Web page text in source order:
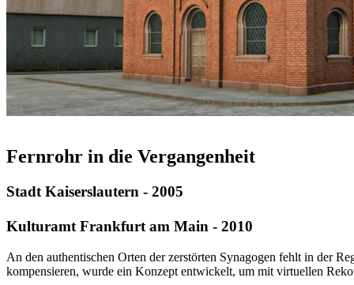
Fernrohr in die Vergangenheit
Stadt Kaiserslautern - 2005
Kulturamt Frankfurt am Main - 2010
An den authentischen Orten der zerstörten Synagogen fehlt in der
kompensieren, wurde ein Konzept entwickelt, um mit virtuellen